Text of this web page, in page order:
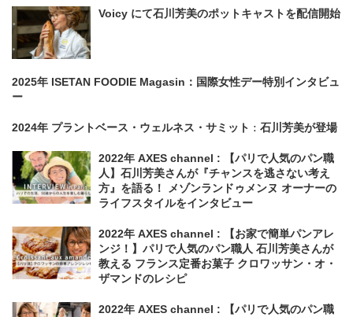
Voicy にて石川芳美のポットキャストを配信開始
2025年 ISETAN FOODIE Magasin：国際女性デー特別インタビュ
ー
2024年 プラントベース・ウェルネス・サミット ː 石川芳美が登場
2022年 AXES channel : 【パリで人気のパン職
人】石川芳美さんが『チャンスを逃さない考え
方』を語る！ メゾンランドゥメンヌ オーナーの
ライフスタイルをインタビュー
2022年 AXES channel : 【お家で簡単パンアレ
ンジ！】パリで人気のパン職人 石川芳美さんが
教える フランス定番お菓子 クロワッサン・オ・
ザマンドのレシピ
2022年 AXES channel : 【パリで人気のパン職